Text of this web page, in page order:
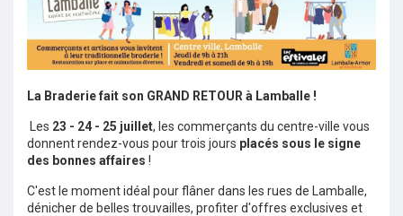
La Braderie fait son GRAND RETOUR à Lamballe !
Les 23 - 24 - 25 juillet, les commerçants du centre-ville vous
donnent rendez-vous pour trois jours placés sous le signe
des bonnes affaires !
C'est le moment idéal pour flâner dans les rues de Lamballe,
dénicher de belles trouvailles, profiter d'offres exclusives et